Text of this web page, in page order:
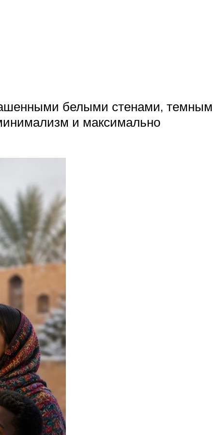
белыми стенами, темным
и максимально